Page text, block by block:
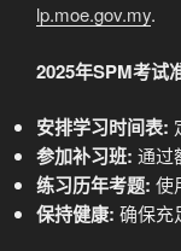
lp.moe.gov.my.
2025年SPM考试
安排学习时间表:
参加补习班: 通过
练习历年考题: 使
保持健康: 确保充